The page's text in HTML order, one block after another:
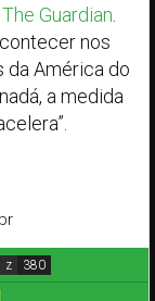
The Guardian
nos
da América do
a medida
z